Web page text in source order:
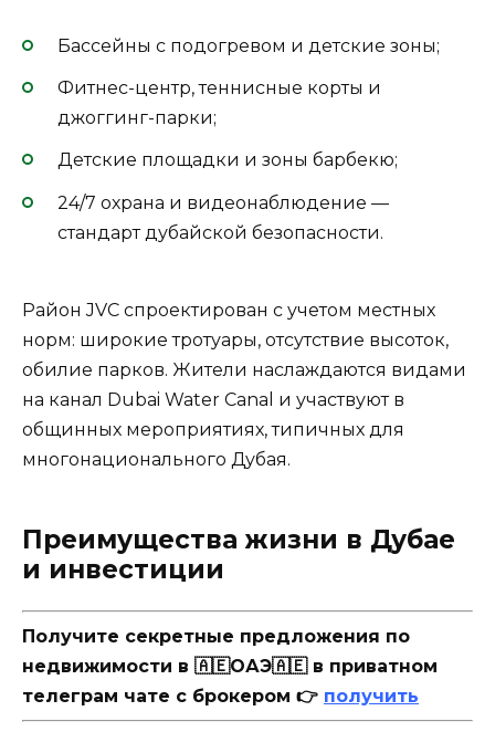
Бассейны с подогревом и детские зоны;
Фитнес-центр, теннисные корты и
джоггинг-парки;
Детские площадки и зоны барбекю;
24/7 охрана и видеонаблюдение —
стандарт дубайской безопасности.
Район JVC спроектирован с учетом местных
норм: широкие тротуары, отсутствие высоток,
обилие парков. Жители наслаждаются видами
на канал Dubai Water Canal и участвуют в
общинных мероприятиях, типичных для
многонационального Дубая.
Преимущества жизни в Дубае
и инвестиции
Получите секретные предложения по
недвижимости в 🇦🇪ОАЭ🇦🇪 в приватном
телеграм чате с брокером 👉 получить